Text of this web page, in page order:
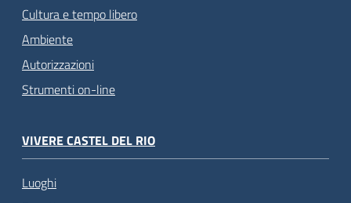
Cultura e tempo libero
Ambiente
Autorizzazioni
Strumenti on-line
VIVERE CASTEL DEL RIO
Luoghi